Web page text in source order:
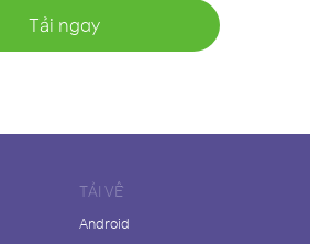
Tải ngay
TẢI VỀ
Android